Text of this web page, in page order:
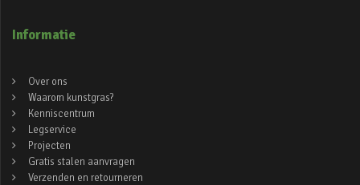
Informatie
Over ons
Waarom kunstgras?
Kenniscentrum
Legservice
Projecten
Gratis stalen aanvragen
Verzenden en retourneren